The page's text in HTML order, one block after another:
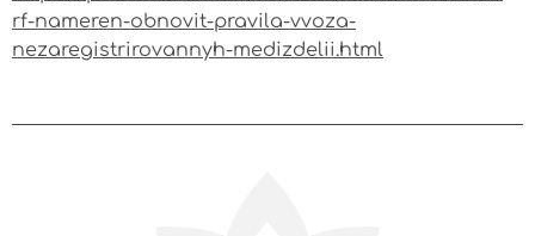
rf-nameren-obnovit-pravila-vvoza-
nezaregistrirovannyh-medizdelii.html